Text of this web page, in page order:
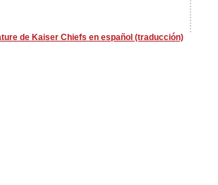
de Kaiser Chiefs en español (traducción)